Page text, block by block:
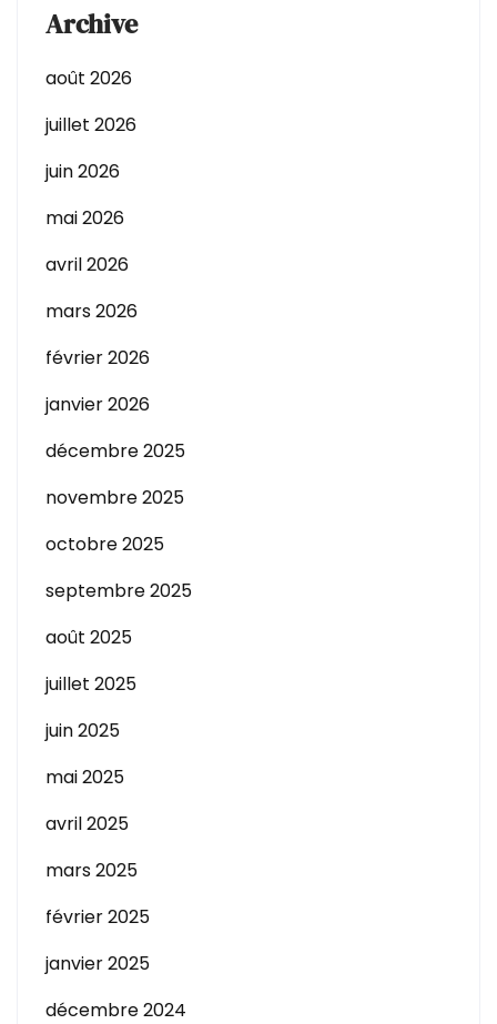
Archive
août 2026
juillet 2026
juin 2026
mai 2026
avril 2026
mars 2026
février 2026
janvier 2026
décembre 2025
novembre 2025
octobre 2025
septembre 2025
août 2025
juillet 2025
juin 2025
mai 2025
avril 2025
mars 2025
février 2025
janvier 2025
décembre 2024